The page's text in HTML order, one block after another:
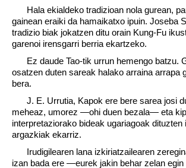
Hala ekialdeko tradizioan nola gurean,
gainean eraiki da hamaikatxo ipuin. Joseba
tradizio biak jokatzen ditu orain Kung-Fu
garenoi irensgarri berria ekartzeko.
Ez daude Tao-tik urrun hemengo batzu.
osatzen duten sareak halako arraina arrapa
bera.
J. E. Urrutia, Kapok ere bere sarea josi
meheaz, umorez —ohi duen bezala— eta
interpretaziorako bideak ugariagoak dituzten
argazkiak ekarriz.
Irudigilearen lana izkiriatzailearen
izan bada ere —eurek jakin behar zelan